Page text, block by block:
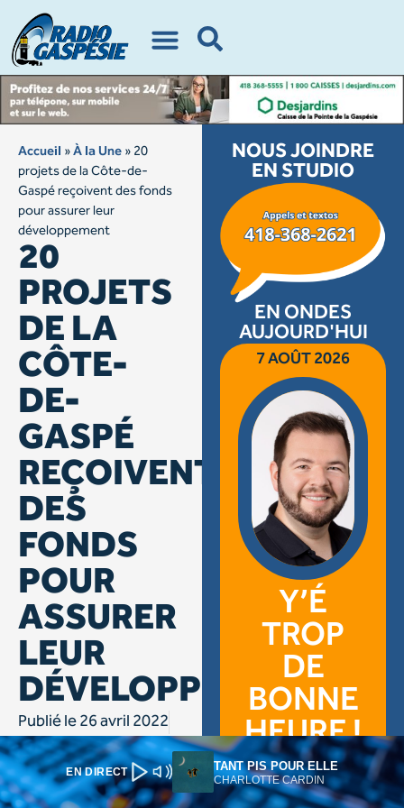
EN DIRECT TANT PIS POUR ELLE
CHARLOTTE CARDIN